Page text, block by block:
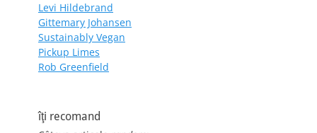
Levi Hildebrand
Gittemary Johansen
Sustainably Vegan
Pickup Limes
Rob Greenfield
îţi recomand